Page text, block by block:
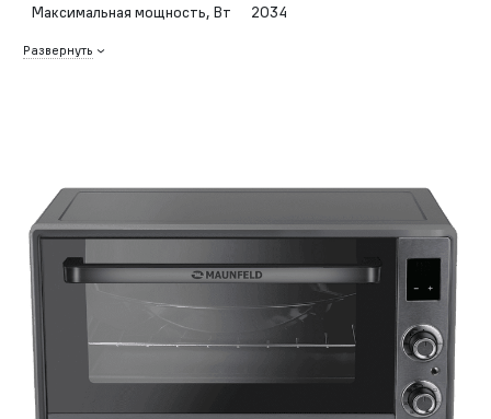
Максимальная мощность, Вт
2034
Развернуть